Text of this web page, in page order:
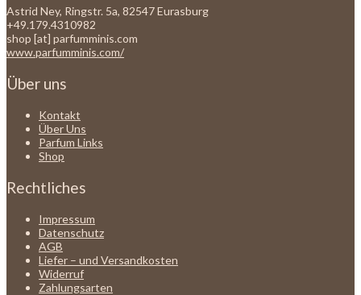
Astrid Ney, Ringstr. 5a, 82547 Eurasburg
+49.179.4310982
shop [at] parfumminis.com
www.parfumminis.com/
Über uns
Kontakt
Über Uns
Parfum Links
Shop
Rechtliches
Impressum
Datenschutz
AGB
Liefer – und Versandkosten
Widerruf
Zahlungsarten